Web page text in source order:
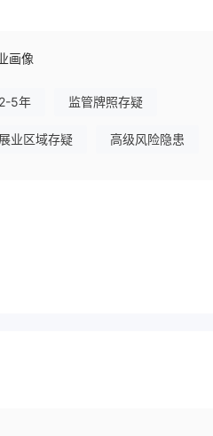
画像
2-5年 监管牌照存疑
展业区域存疑 高级风险隐患